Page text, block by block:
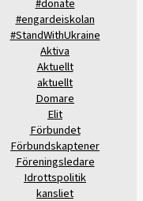
#engardeiskolan
#StandWithUkraine
Aktiva
Aktuellt
aktuellt
Domare
Elit
Förbundet
Förbundskaptener
Föreningsledare
Idrottspolitik
kansliet